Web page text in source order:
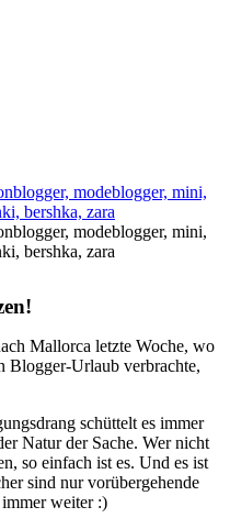
Mallorca letzte Woche, wo
Blogger-Urlaub verbrachte,
schüttelt es immer
Natur der Sache. Wer nicht
so einfach ist es. Und es ist
sind nur vorübergehende
weiter :)